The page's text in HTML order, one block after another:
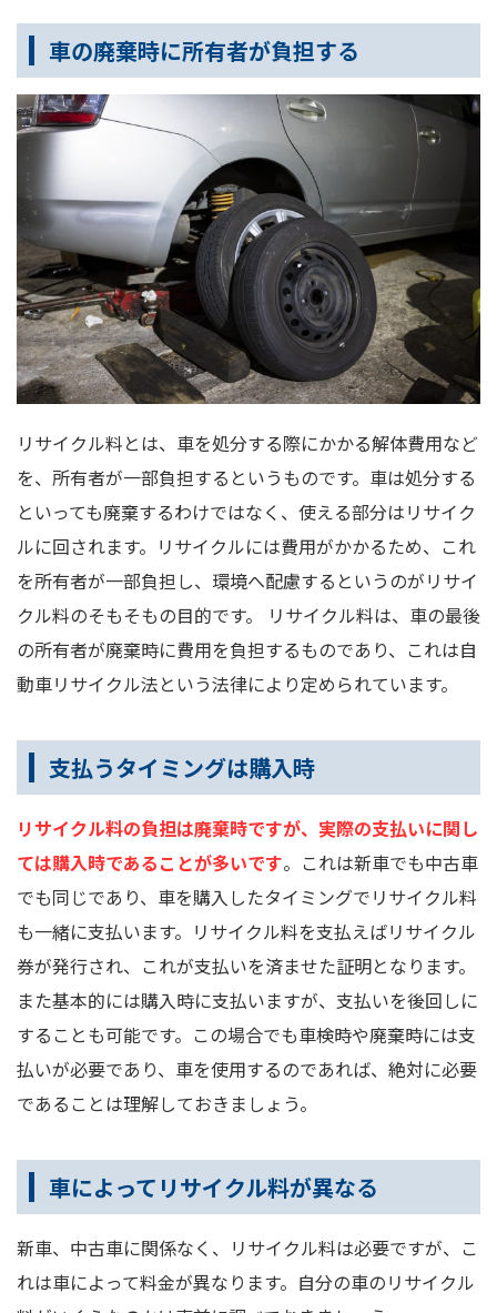
車の廃棄時に所有者が負担する
リサイクル料とは、車を処分する際にかかる解体費用など
を、所有者が一部負担するというものです。車は処分する
といっても廃棄するわけではなく、使える部分はリサイク
ルに回されます。リサイクルには費用がかかるため、これ
を所有者が一部負担し、環境へ配慮するというのがリサイ
クル料のそもそもの目的です。 リサイクル料は、車の最後
の所有者が廃棄時に費用を負担するものであり、これは自
動車リサイクル法という法律により定められています。
支払うタイミングは購入時
リサイクル料の負担は廃棄時ですが、実際の支払いに関し
ては購入時であることが多いです。これは新車でも中古車
でも同じであり、車を購入したタイミングでリサイクル料
も一緒に支払います。リサイクル料を支払えばリサイクル
券が発行され、これが支払いを済ませた証明となります。
また基本的には購入時に支払いますが、支払いを後回しに
することも可能です。この場合でも車検時や廃棄時には支
払いが必要であり、車を使用するのであれば、絶対に必要
であることは理解しておきましょう。
車によってリサイクル料が異なる
新車、中古車に関係なく、リサイクル料は必要ですが、こ
れは車によって料金が異なります。自分の車のリサイクル